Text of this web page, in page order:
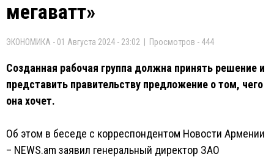
мегаватт»
ЭКОНОМИКА - 01 Августа 2024 - 23:02 | Просмотров - 444
Созданная рабочая группа должна принять решение и
представить правительству предложение о том, чего
она хочет.
Об этом в беседе с корреспондентом Новости Армении
– NEWS.am заявил генеральный директор ЗАО